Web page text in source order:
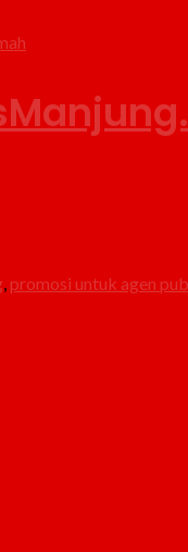
, promosi untuk agen